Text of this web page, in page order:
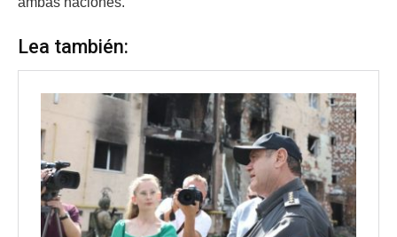
Lea también: